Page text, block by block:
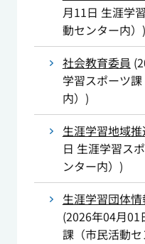
月11日 生涯学
動センター内） )
社会教育委員 (
学習スポーツ
内） )
生涯学習地域推
日 生涯学習ス
ンター内） )
生涯学習団体情
(2026年04月01
課（市民活動セ